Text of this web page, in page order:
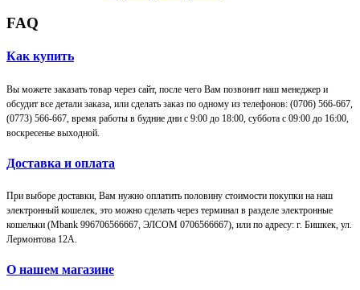
FAQ
Как купить
Вы можете заказать товар через сайт, после чего Вам позвонит наш менеджер и
обсудит все детали заказа, или сделать заказ по одному из телефонов: (0706) 566-667,
(0773) 566-667, время работы в будние дни с 9:00 до 18:00, суббота с 09:00 до 16:00,
воскресенье выходной.
Доставка и оплата
При выборе доставки, Вам нужно оплатить половину стоимости покупки на наш
электронный кошелек, это можно сделать через терминал в разделе электронные
кошельки (Мbank 996706566667, ЭЛСОМ 0706566667), или по адресу: г. Бишкек, ул.
Лермонтова 12А.
О нашем магазине